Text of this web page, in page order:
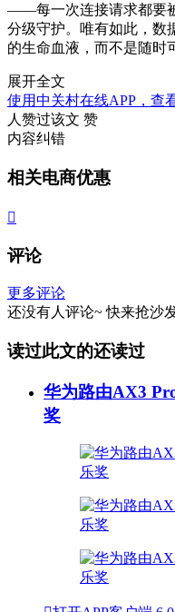
——每一次连接请求都要
分级守护。唯有如此，数
的生命血液，而不是随时
展开全文
使用中关村在线APP，查
人赞过该文 赞
内容纠错
相关电商优惠

评论
更多评论
还没有人评论~ 快来抢沙
读过此文的还读过
华为路由AX3
奖